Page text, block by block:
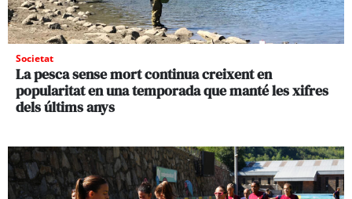
Societat
La pesca sense mort continua creixent en
popularitat en una temporada que manté les xifres
dels últims anys